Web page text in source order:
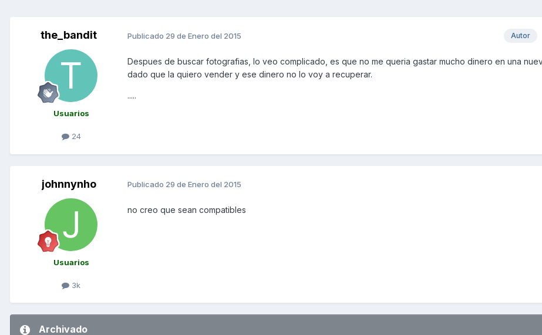
the_bandit
Usuarios
24
Autor
Publicado 29 de Enero del 2015
Despues de buscar fotografias, lo veo complicado, es que no me queria gastar mucho dinero en una
dado que la quiero vender y ese dinero no lo voy a recuperar.
.....
johnnynho
Usuarios
3k
Publicado 29 de Enero del 2015
no creo que sean compatibles
Archivado